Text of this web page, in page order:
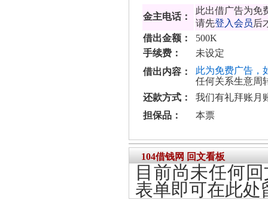
金主电话：
此出借广告为免
请先登入会员后
借出金额：
500K
手续费：
未设定
借出内容：
此为免费广告，
任何关系生意周
还款方式：
我们有礼拜账月
担保品：
本票
104借钱网 回文看板
目前尚未任何
表单即可在此处